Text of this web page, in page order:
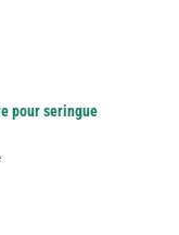
pour seringue